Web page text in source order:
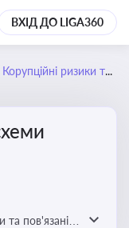
ВХІД ДО LIGA360
Корупційні ризики та схеми
пов'язані з